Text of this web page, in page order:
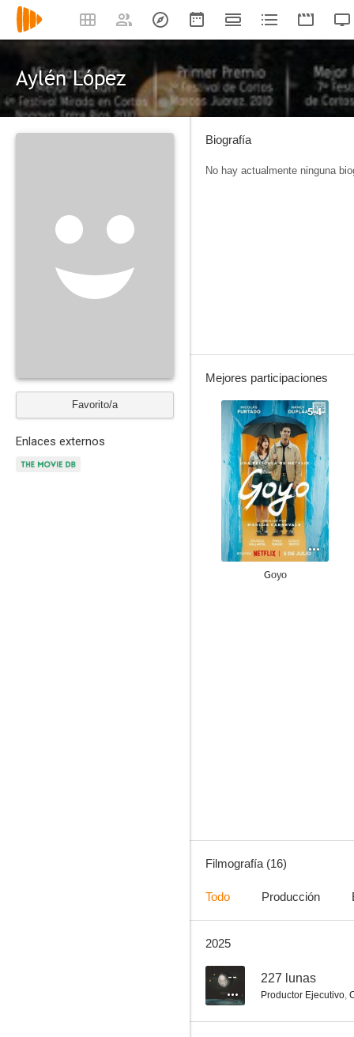
Aylén López
Favorito/a
Enlaces externos
Biografía
No hay actualmente ninguna
Mejores participaciones
5.4
Goyo
Filmografía (16)
Todo Producción
2025
-- 227 lunas
Productor Ejecutivo,